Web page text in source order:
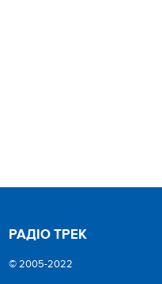
РАДІО ТРЕК
© 2005-2022